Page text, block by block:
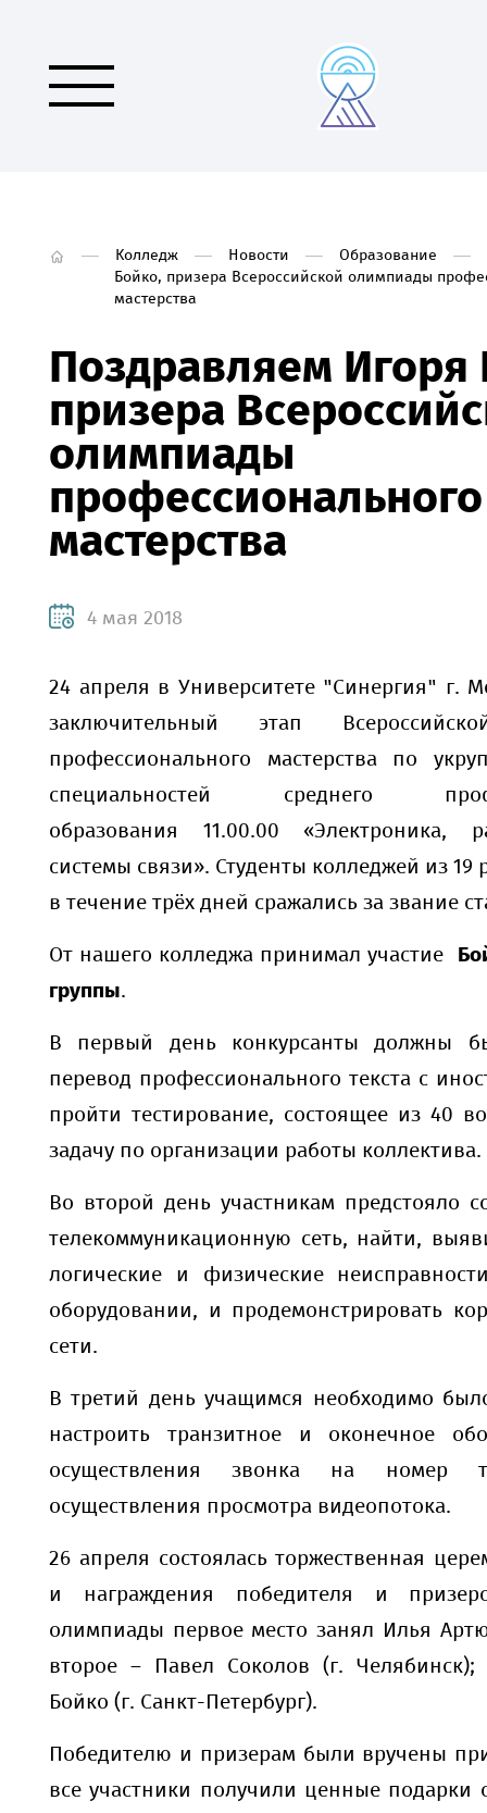
Колледж Новости
Образование
Бойко, призера Всероссийской олимпиады
мастерства
Поздравляем Игоря
призера
олимпиады
профессионального
мастерства
4 мая 2018
24 апреля в Университете "Синергия" г.
заключительный этап
профессионального мастерства по
специальностей среднего
образования 11.00.00 «Электроника,
системы связи». Студенты колледжей из 19
в течение трёх дней сражались за звание
От нашего колледжа принимал участие
группы.
В первый день конкурсанты должны
перевод профессионального текста с
пройти тестирование, состоящее из 40
задачу по организации работы коллектива.
Во второй день участникам предстояло
телекоммуникационную сеть, найти,
логические и физические
оборудовании, и продемонстрировать
сети.
В третий день учащимся необходимо
настроить транзитное и оконечное
осуществления звонка на номер
осуществления просмотра видеопотока.
26 апреля состоялась торжественная
и награждения победителя и
олимпиады первое место занял Илья
второе – Павел Соколов (г. Челябинск);
Бойко (г. Санкт-Петербург).
Победителю и призерам были вручены
все участники получили ценные подарки